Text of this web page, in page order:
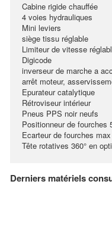
Cabine rigide chauffée
4 voies hydrauliques
Mini leviers
siège tissu réglable
Limiteur de vitesse
Digicode
inverseur de marche a
arrêt moteur,
Epurateur catalytique
Rétroviseur intérieur
Pneus PPS noir neufs
Positionneur de fourches
Ecarteur de fourches
Tête rotatives 360° en
Derniers matériels